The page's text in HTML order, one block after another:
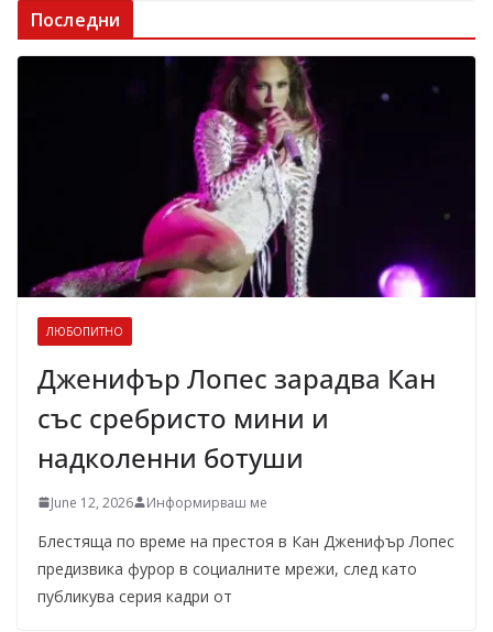
Последни
ЛЮБОПИТНО
Дженифър Лопес зарадва Кан
със сребристо мини и
надколенни ботуши
June 12, 2026 Информирваш ме
Блестяща по време на престоя в Кан Дженифър Лопес
предизвика фурор в социалните мрежи, след като
публикува серия кадри от